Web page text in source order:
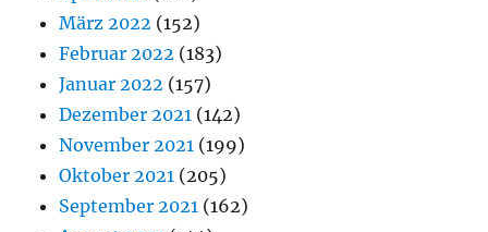
März 2022 (152)
Februar 2022 (183)
Januar 2022 (157)
Dezember 2021 (142)
November 2021 (199)
Oktober 2021 (205)
September 2021 (162)